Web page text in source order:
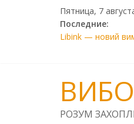
Пятница, 7
Последние:
Libink — новий
Правосуддя на
РОЗУМ